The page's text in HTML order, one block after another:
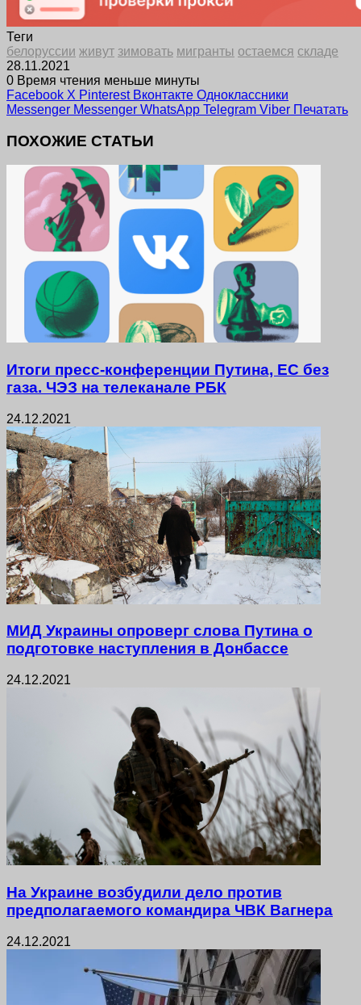
Теги
белоруссии живут зимовать мигранты остаемся складе
28.11.2021
0 Время чтения меньше минуты
Facebook X Pinterest Вконтакте Одноклассники
Messenger Messenger WhatsApp Telegram Viber Печатать
ПОХОЖИЕ СТАТЬИ
Итоги пресс-конференции Путина, ЕС без
газа. ЧЭЗ на телеканале РБК
24.12.2021
МИД Украины опроверг слова Путина о
подготовке наступления в Донбассе
24.12.2021
На Украине возбудили дело против
предполагаемого командира ЧВК Вагнера
24.12.2021